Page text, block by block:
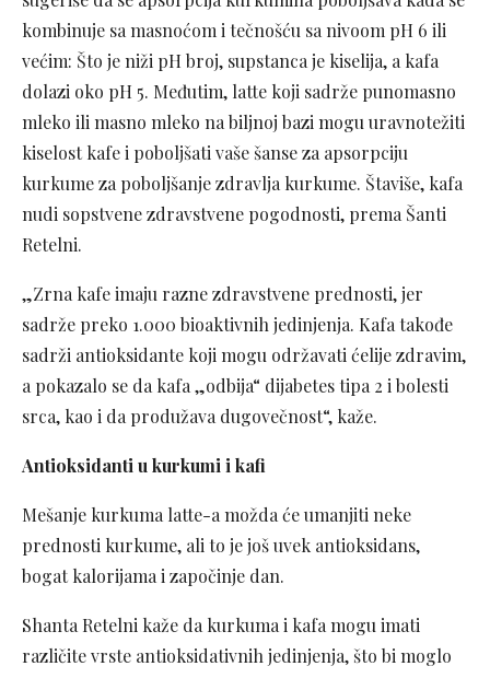
kombinuje sa masnoćom i tečnošću sa nivoom pH 6 ili
većim: Što je niži pH broj, supstanca je kiselija, a kafa
dolazi oko pH 5. Međutim, latte koji sadrže punomasno
mleko ili masno mleko na biljnoj bazi mogu uravnotežiti
kiselost kafe i poboljšati vaše šanse za apsorpciju
kurkume za poboljšanje zdravlja kurkume. Štaviše, kafa
nudi sopstvene zdravstvene pogodnosti, prema Šanti
Retelni.
„Zrna kafe imaju razne zdravstvene prednosti, jer
sadrže preko 1.000 bioaktivnih jedinjenja. Kafa takođe
sadrži antioksidante koji mogu održavati ćelije zdravim,
a pokazalo se da kafa „odbija“ dijabetes tipa 2 i bolesti
srca, kao i da produžava dugovečnost“, kaže.
Antioksidanti u kurkumi i kafi
Mešanje kurkuma latte-a možda će umanjiti neke
prednosti kurkume, ali to je još uvek antioksidans,
bogat kalorijama i započinje dan.
Shanta Retelni kaže da kurkuma i kafa mogu imati
različite vrste antioksidativnih jedinjenja, što bi moglo